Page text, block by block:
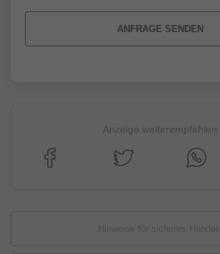
ANFRAGE SENDEN
Anzeige weiterempfehlen
Hinweise für sicheres Handeln